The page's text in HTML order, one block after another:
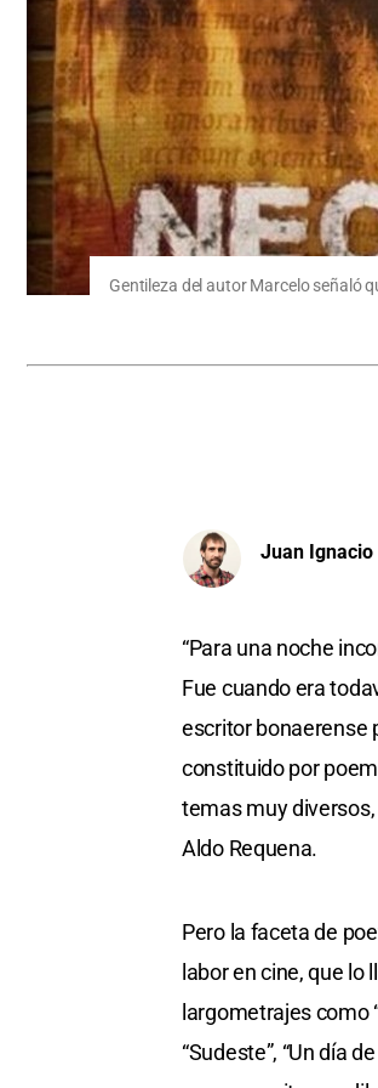
Gentileza del autor Marcelo señaló
Juan Ignacio
“Para una noche
Fue cuando era
escritor bonaerense
constituido por
temas muy
Aldo Requena.
Pero la faceta de
labor en cine, que
largometrajes como
“Sudeste”, “Un día